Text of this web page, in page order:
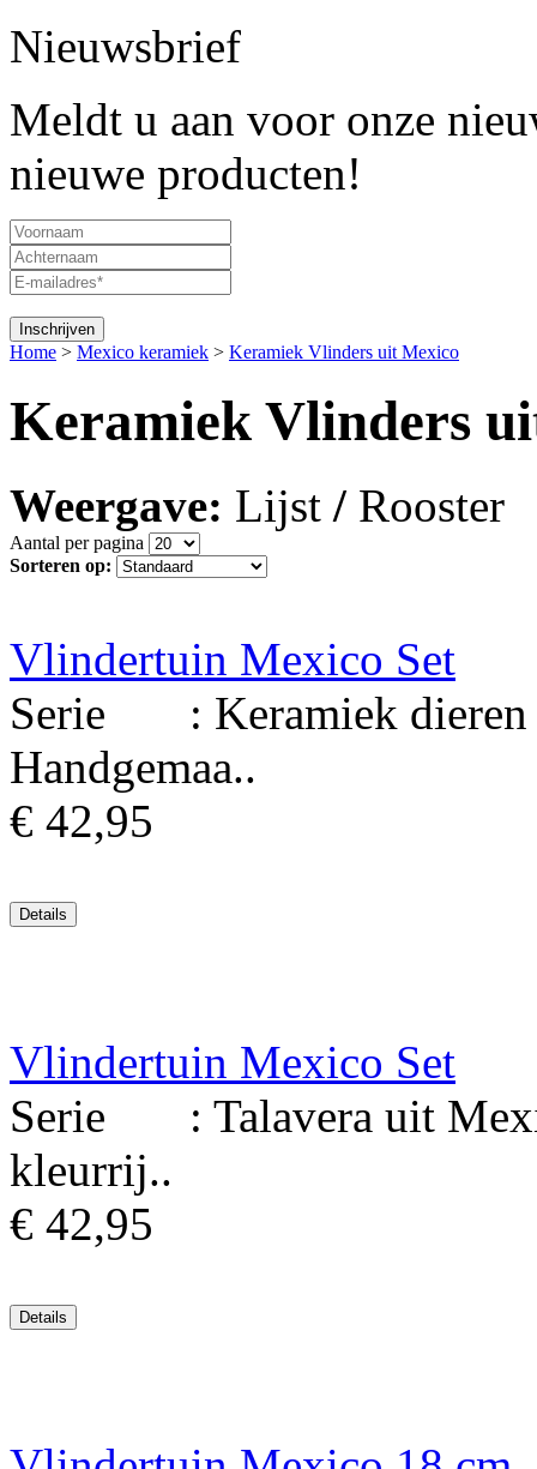
Nieuwsbrief
Meldt u aan voor onze
nieuwe producten!
Home > Mexico keramiek > Keramiek Vlinders uit Mexico
Keramiek Vlinders
Weergave: Lijst / Rooster
Aantal per pagina
Sorteren op:
Vlindertuin Mexico Set
Serie : Keramiek dieren
Handgemaa..
€ 42,95
Vlindertuin Mexico Set
Serie : Talavera uit
kleurrij..
€ 42,95